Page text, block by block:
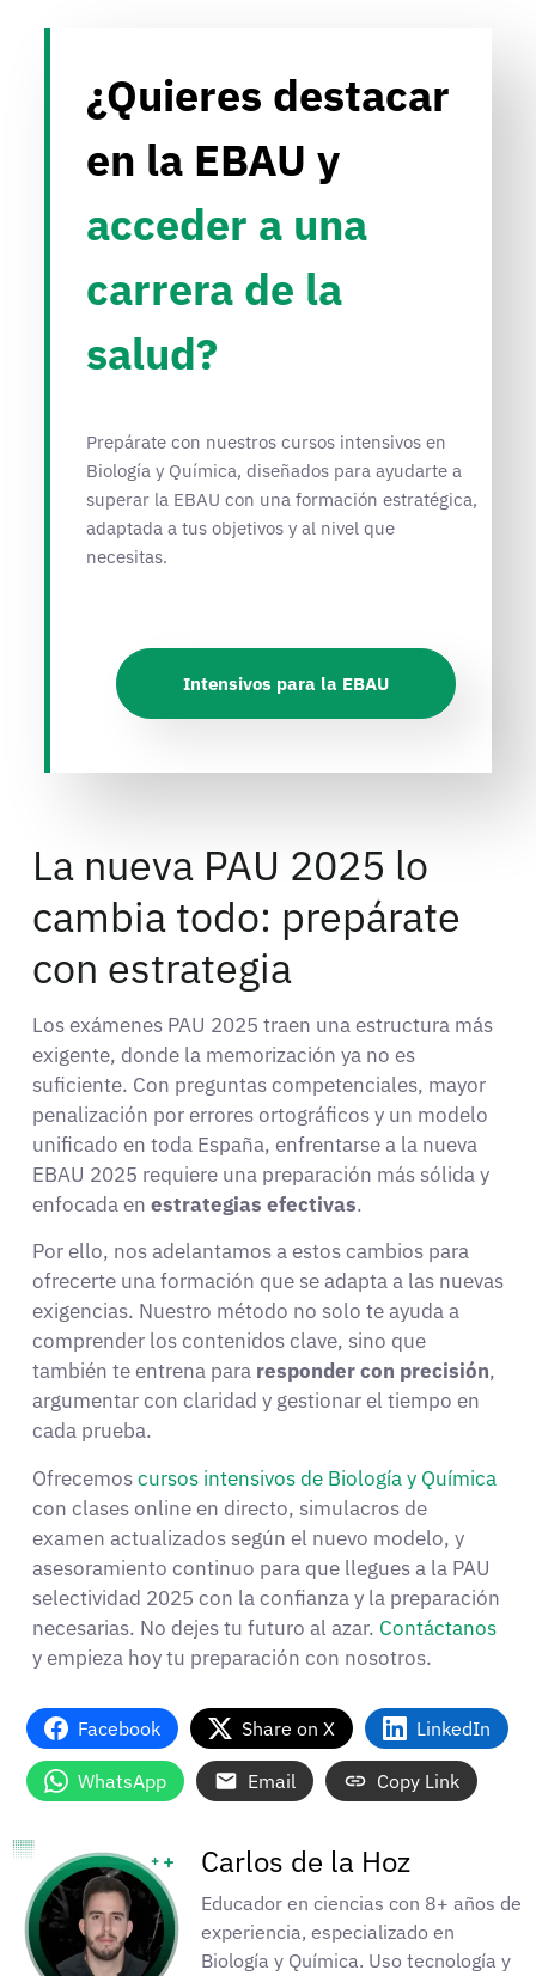
¿Quieres destacar
en la EBAU y
acceder a una
carrera de la
salud?
Prepárate con nuestros cursos intensivos en
Biología y Química, diseñados para ayudarte a
superar la EBAU con una formación estratégica,
adaptada a tus objetivos y al nivel que
necesitas.
Intensivos para la EBAU
La nueva PAU 2025 lo
cambia todo: prepárate
con estrategia
Los exámenes PAU 2025 traen una estructura más
exigente, donde la memorización ya no es
suficiente. Con preguntas competenciales, mayor
penalización por errores ortográficos y un modelo
unificado en toda España, enfrentarse a la nueva
EBAU 2025 requiere una preparación más sólida y
enfocada en estrategias efectivas.
Por ello, nos adelantamos a estos cambios para
ofrecerte una formación que se adapta a las nuevas
exigencias. Nuestro método no solo te ayuda a
comprender los contenidos clave, sino que
también te entrena para responder con precisión,
argumentar con claridad y gestionar el tiempo en
cada prueba.
Ofrecemoscursos intensivos de Biología y Química
con clases online en directo, simulacros de
examen actualizados según el nuevo modelo, y
asesoramiento continuo para que llegues a la PAU
selectividad 2025 con la confianza y la preparación
necesarias. No dejes tu futuro al azar. Contáctanos
y empieza hoy tu preparación con nosotros.
Facebook Share on X LinkedIn
WhatsApp Email Copy Link
Carlos de la Hoz
Educador en ciencias con 8+ años de
experiencia, especializado en
Biología y Química. Uso tecnología y